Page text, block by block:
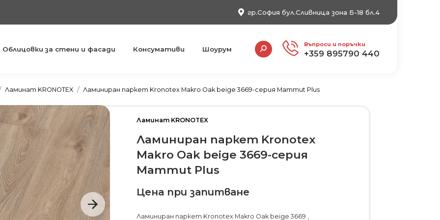
гр.София бул.Сливница зона Б-18 бл.4
Облицовки за стени и фасади Консумативи Шоурум
Search: Въпроси и поръчки
+359 895790 440
You are here:
Ламинат KRONOTEX Ламиниран паркет Kronotex Makro Oak beige 3669-серия Mammut Plus
Ламинат KRONOTEX
Ламиниран паркет Kronotex
Makro Oak beige 3669-серия
Mammut Plus
Цена при запитване
Ламиниран паркет Kronotex Makro Oak beige 3669 ,